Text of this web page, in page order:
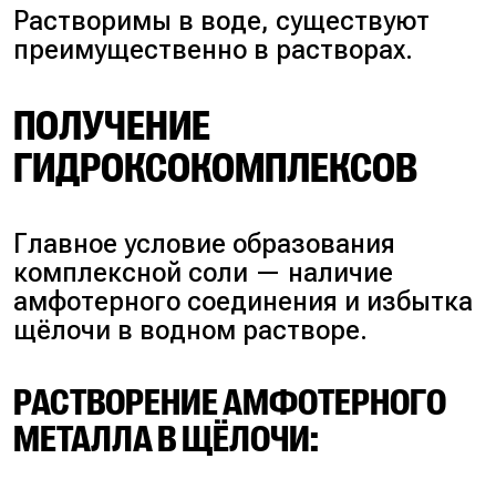
Растворимы в воде, существуют
преимущественно в растворах.
ПОЛУЧЕНИЕ
ГИДРОКСОКОМПЛЕКСОВ
Главное условие образования
комплексной соли — наличие
амфотерного соединения и избытка
щёлочи в водном растворе.
РАСТВОРЕНИЕ АМФОТЕРНОГО
МЕТАЛЛА В ЩЁЛОЧИ: